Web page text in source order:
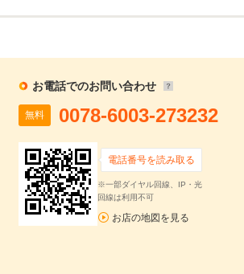
お電話でのお問い合わせ
無料 0078-6003-273232
電話番号を読み取る
※一部ダイヤル回線、IP・光
回線は利用不可
お店の地図を見る